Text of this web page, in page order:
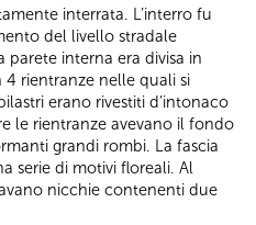
interrata. L’interro fu
del livello stradale
parete interna era divisa in
rientranze nelle quali si
erano rivestiti d’intonaco
le rientranze avevano il fondo
grandi rombi. La fascia
serie di motivi floreali. Al
nicchie contenenti due